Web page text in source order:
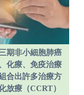
期非小細胞肺癌
化療、免疫治療
合出許多治療方
放療（CCRT）